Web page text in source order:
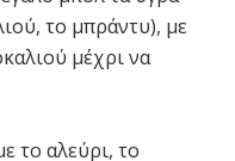
το μπράντυ), με
μέχρι να
το αλεύρι, το